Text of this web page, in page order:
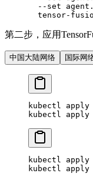
  --set
tensor-
第二步，应用
中国大陆网络 国际网
kubectl apply
kubectl apply
kubectl apply
kubectl apply